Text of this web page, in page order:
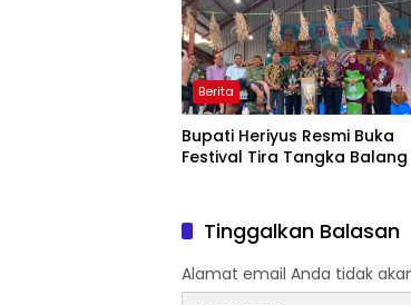
Berita
Bupati Heriyus Resmi Buka
Festival Tira Tangka Balang
Tinggalkan Balasan
Alamat email Anda tidak